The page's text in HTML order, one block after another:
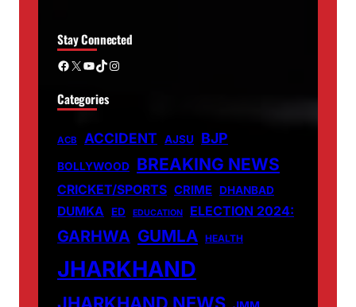
Stay Connected
Facebook X YouTube TikTok Instagram
Categories
ACB ACCIDENT AJSU BJP
BOLLYWOOD BREAKING NEWS
CRICKET/SPORTS CRIME DHANBAD
DUMKA ED EDUCATION ELECTION 2024:
GARHWA GUMLA HEALTH
JHARKHAND